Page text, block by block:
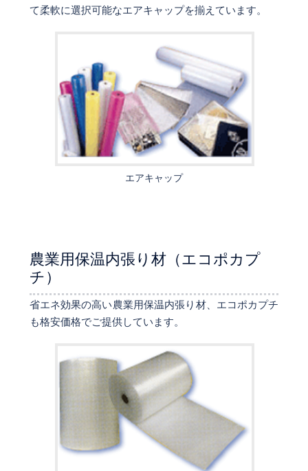
て柔軟に選択可能なエアキャップを揃えています。
エアキャップ
農業用保温内張り材（エコポカプ
チ）
省エネ効果の高い農業用保温内張り材、エコポカプチ
も格安価格でご提供しています。